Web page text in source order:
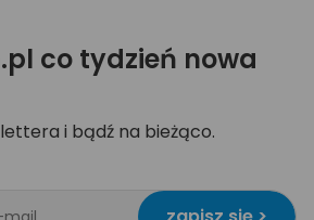
co tydzień nowa
i bądź na bieżąco.